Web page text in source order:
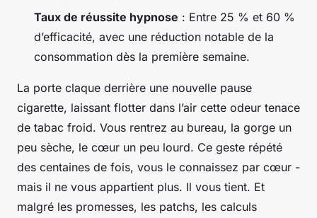
Taux de réussite hypnose : Entre 25 % et 60 %
d’efficacité, avec une réduction notable de la
consommation dès la première semaine.
La porte claque derrière une nouvelle pause
cigarette, laissant flotter dans l’air cette odeur tenace
de tabac froid. Vous rentrez au bureau, la gorge un
peu sèche, le cœur un peu lourd. Ce geste répété
des centaines de fois, vous le connaissez par cœur -
mais il ne vous appartient plus. Il vous tient. Et
malgré les promesses, les patchs, les calculs